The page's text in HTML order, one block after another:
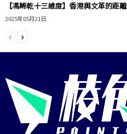
【馮睎乾十三維度】香港與文革的距離
2025年05月21日